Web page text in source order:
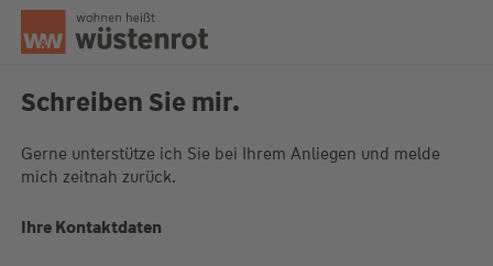
Seitenanfang
Schreiben Sie mir.
Gerne unterstütze ich Sie bei Ihrem Anliegen und melde
mich zeitnah zurück.
Ihre Kontaktdaten
Unsere Chatzeiten:
Fr: 9:00 Uhr - 18:00 Uhr